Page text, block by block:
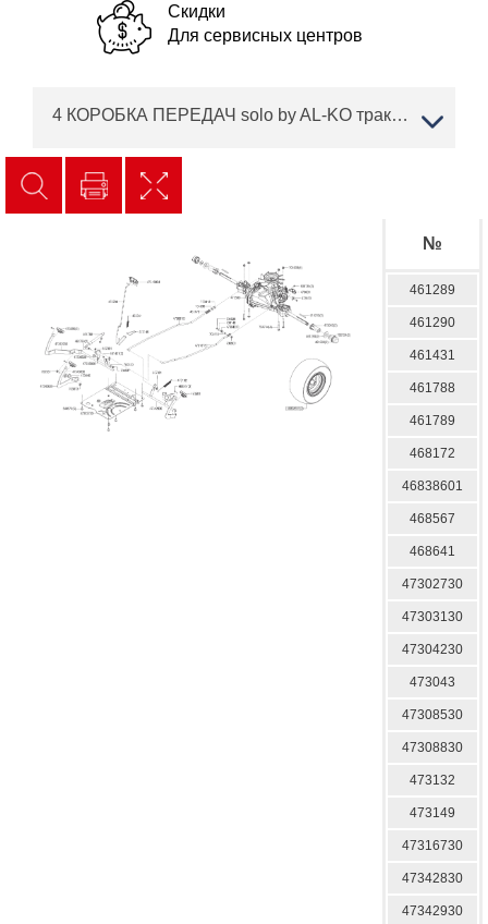
Скидки
Для сервисных центров
4 КОРОБКА ПЕРЕДАЧ solo by AL-KO трактор T 15-105.6 HD-A Артикул: 127368 с 06/2018 по 02/2019 года
№
461289
461290
461431
461788
461789
468172
46838601
468567
468641
47302730
47303130
47304230
473043
47308530
47308830
473132
473149
47316730
47342830
47342930